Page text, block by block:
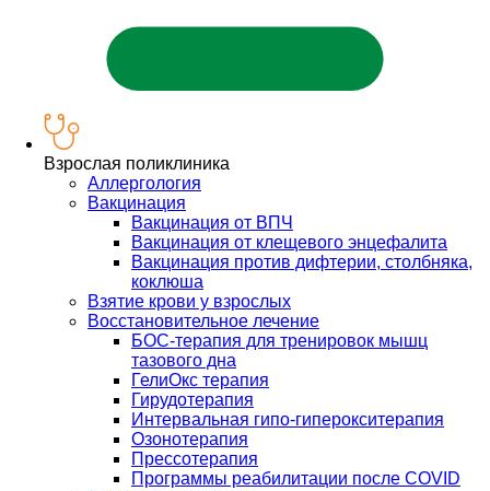
Взрослая поликлиника
Аллергология
Вакцинация
Вакцинация от ВПЧ
Вакцинация от клещевого энцефалита
Вакцинация против дифтерии, столбняка,
коклюша
Взятие крови у взрослых
Восстановительное лечение
БОС-терапия для тренировок мышц
тазового дна
ГелиОкс терапия
Гирудотерапия
Интервальная гипо-гиперокситерапия
Озонотерапия
Прессотерапия
Программы реабилитации после СOVID